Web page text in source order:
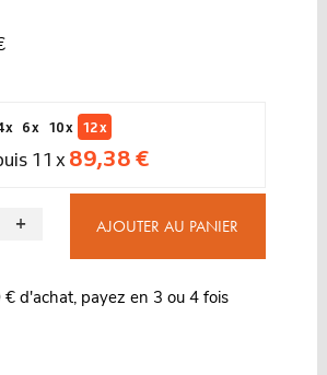
x 6 x 10 x 12 x
11 x89,38 €
+ AJOUTER AU PANIER
d'achat, payez en 3 ou 4 fois